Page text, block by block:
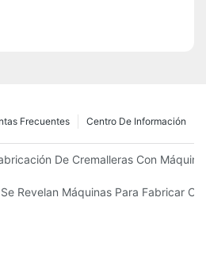
Centro De Información
Frecuentes
Su NegocioDe Cremalleras Con
Revelan Máquinas Para Fabricar